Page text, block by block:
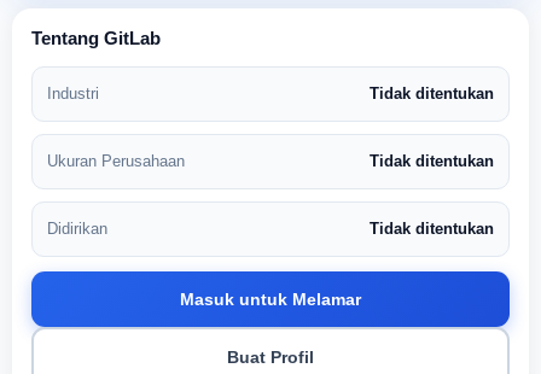
Tentang GitLab
Industri Tidak ditentukan
Ukuran Perusahaan Tidak ditentukan
Didirikan Tidak ditentukan
Masuk untuk Melamar
Buat Profil